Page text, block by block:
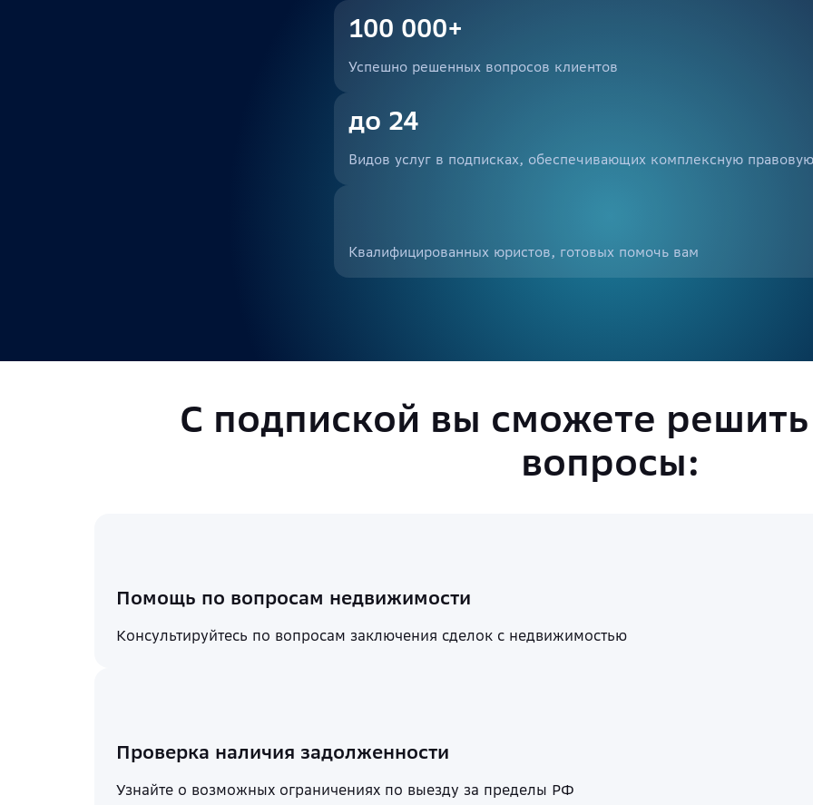
100 000+
Успешно решенных вопросов клиентов
до 24
Видов услуг в подписках, обеспечивающих комплексную
Квалифицированных юристов, готовых помочь вам
С подпиской вы сможете
вопросы:
Помощь по вопросам недвижимости
Консультируйтесь по вопросам заключения сделок с недвижимостью
Проверка наличия задолженности
Узнайте о возможных ограничениях по выезду за пределы РФ